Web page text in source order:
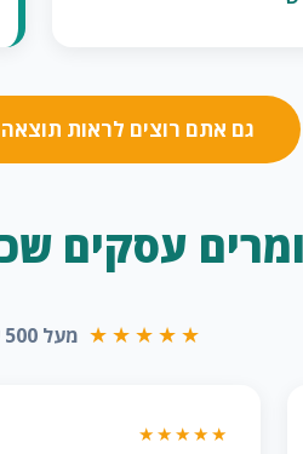
גם אתם רוצים לראות
עסקים
★★★★★ מעל 500 עסקים בישראל
★★★★★